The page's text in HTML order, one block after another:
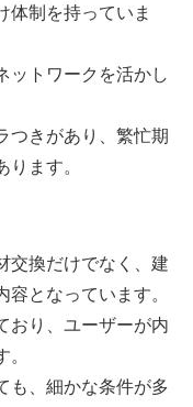
体制を持っていま
トワークを活かし
きがあり、繁忙期
ます。
交換だけでなく、建
となっています。
おり、ユーザーが内
も、細かな条件が多